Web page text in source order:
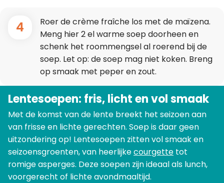
4
Roer de crème fraîche los met de maïzena.
Meng hier 2 el warme soep doorheen en
schenk het roommengsel al roerend bij de
soep. Let op: de soep mag niet koken. Breng
op smaak met peper en zout.
Lentesoepen: fris, licht en vol smaak
Met de komst van de lente breekt het seizoen aan
van frisse en lichte gerechten. Soep is daar geen
uitzondering op! Lentesoepen zitten vol smaak en
seizoensgroenten, van heerlijkecourgette tot
romige asperges. Deze soepen zijn ideaal als lunch,
voorgerecht of lichte avondmaaltijd.